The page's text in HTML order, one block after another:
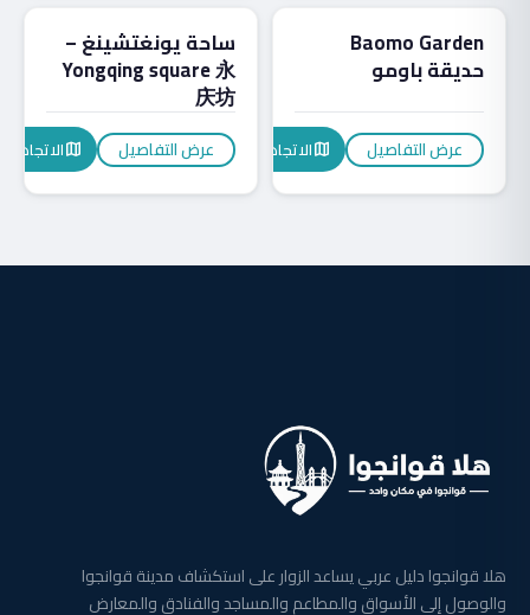
Baomo Garden
حديقة باومو
عرض التفاصيل mapالاتجاهات
ساحة يونغتشينغ –
Yongqing square 永
庆坊
عرض التفاصيل mapالاتجاهات
هلا قوانجوا دليل عربي يساعد الزوار على استكشاف مدينة قوانجوا
والوصول إلى الأسواق والمطاعم والمساجد والفنادق والمعارض